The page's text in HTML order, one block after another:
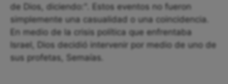
de Dios, diciendo:". Estos eventos no fueron
simplemente una casualidad o una coincidencia.
En medio de la crisis política que enfrentaba
Israel, Dios decidió intervenir por medio de uno de
sus profetas, Semaías.